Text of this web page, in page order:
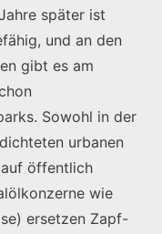
später ist
und an den
gibt es am
Sowohl in der
urbanen
öffentlich
wie
ersetzen Zapf-